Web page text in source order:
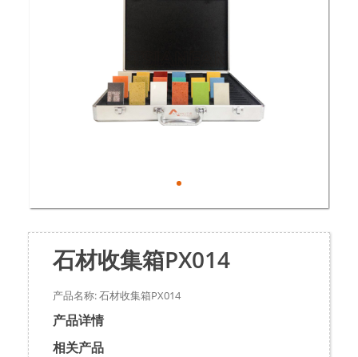
石材收集箱PX014
产品名称: 石材收集箱PX014
产品详情
相关产品